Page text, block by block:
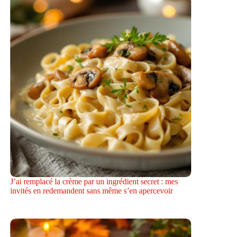
J’ai remplacé la crème par un ingrédient secret : mes
invités en redemandent sans même s’en apercevoir